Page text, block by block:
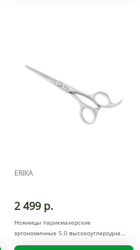
ERIKA
2 499 р.
Ножницы парикмахерские
эргономичные 5.0 высокоуглеродна